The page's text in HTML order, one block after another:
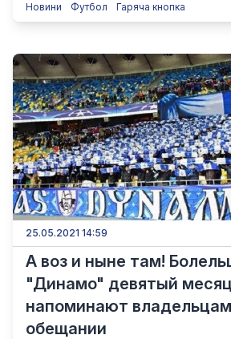
Новини Футбол Гаряча кнопка
25.05.2021 14:59
А воз и ныне там!
"Динамо" девятый месяц
напоминают
обещании